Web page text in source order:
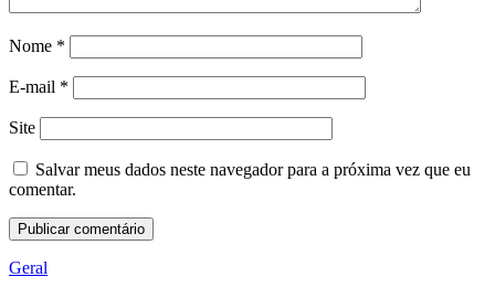
Nome *
E-mail *
Site
Salvar meus dados neste navegador para a próxima vez que eu
comentar.
Geral